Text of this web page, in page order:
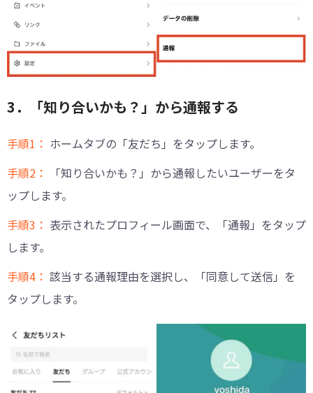
3．「知り合いかも？」から通報する
手順1： ホームタブの「友だち」をタップします。
手順2：
「知り合いかも？」から通報したいユーザーをタ
ップします。
手順3： 表示されたプロフィール画面で、「通報」をタップ
します。
手順4： 該当する通報理由を選択し、「同意して送信」を
タップします。